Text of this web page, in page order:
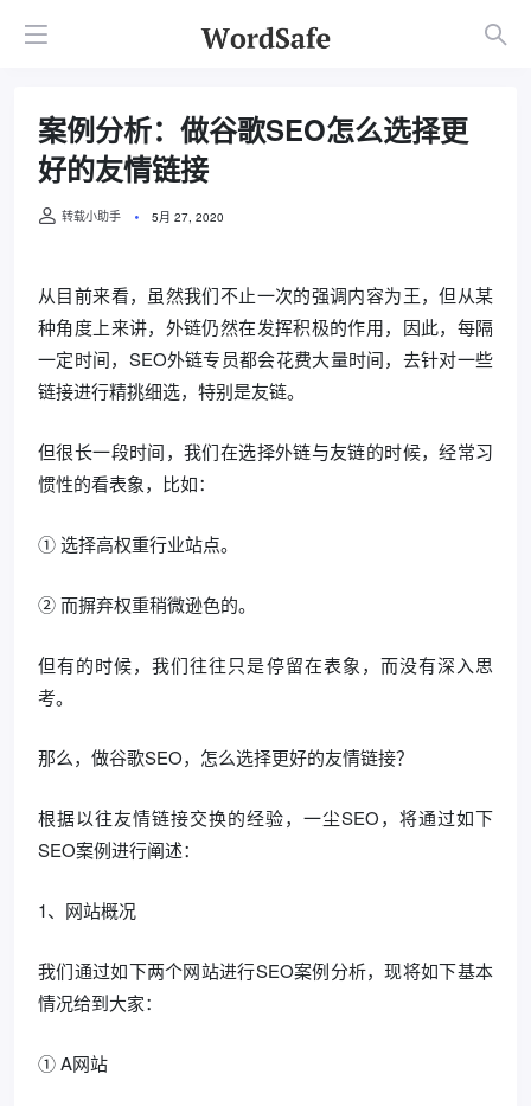
案例分析：做谷歌SEO怎么选择更
好的友情链接
转载小助手 5月 27, 2020
从目前来看，虽然我们不止一次的强调内容为王，但从某
种角度上来讲，外链仍然在发挥积极的作用，因此，每隔
一定时间，SEO外链专员都会花费大量时间，去针对一些
链接进行精挑细选，特别是友链。
但很长一段时间，我们在选择外链与友链的时候，经常习
惯性的看表象，比如：
① 选择高权重行业站点。
② 而摒弃权重稍微逊色的。
但有的时候，我们往往只是停留在表象，而没有深入思
考。
那么，做谷歌SEO，怎么选择更好的友情链接？
根据以往友情链接交换的经验，一尘SEO，将通过如下
SEO案例进行阐述：
1、网站概况
我们通过如下两个网站进行SEO案例分析，现将如下基本
情况给到大家：
① A网站